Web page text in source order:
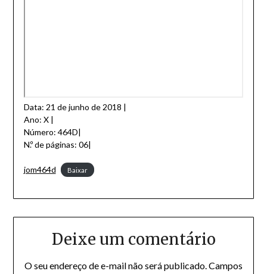
Data: 21 de junho de 2018 |
Ano: X |
Número: 464D|
N.º de páginas: 06|
jom464d Baixar
Deixe um comentário
O seu endereço de e-mail não será publicado. Campos